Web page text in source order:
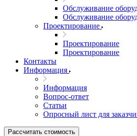
Обслуживание
Обслуживание
Проектирование
Проектирование
Проектирование
Контакты
Информация
Информация
Вопрос-ответ
Статьи
Опросный лист для
Рассчитать стоимость